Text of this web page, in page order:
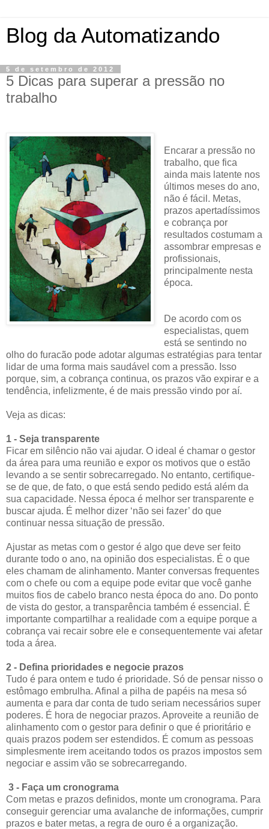
Blog da Automatizando
5 de setembro de 2012
5 Dicas para superar a pressão no
trabalho
Encarar a pressão no
trabalho, que fica
ainda mais latente nos
últimos meses do ano,
não é fácil. Metas,
prazos apertadíssimos
e cobrança por
resultados costumam a
assombrar empresas e
profissionais,
principalmente nesta
época.
De acordo com os
especialistas, quem
está se sentindo no
olho do furacão pode adotar algumas estratégias para tentar
lidar de uma forma mais saudável com a pressão. Isso
porque, sim, a cobrança continua, os prazos vão expirar e a
tendência, infelizmente, é de mais pressão vindo por aí.
Veja as dicas:
1 - Seja transparente
Ficar em silêncio não vai ajudar. O ideal é chamar o gestor
da área para uma reunião e expor os motivos que o estão
levando a se sentir sobrecarregado. No entanto, certifique-
se de que, de fato, o que está sendo pedido está além da
sua capacidade. Nessa época é melhor ser transparente e
buscar ajuda. É melhor dizer ‘não sei fazer’ do que
continuar nessa situação de pressão.
Ajustar as metas com o gestor é algo que deve ser feito
durante todo o ano, na opinião dos especialistas. É o que
eles chamam de alinhamento. Manter conversas frequentes
com o chefe ou com a equipe pode evitar que você ganhe
muitos fios de cabelo branco nesta época do ano. Do ponto
de vista do gestor, a transparência também é essencial. É
importante compartilhar a realidade com a equipe porque a
cobrança vai recair sobre ele e consequentemente vai afetar
toda a área.
2 - Defina prioridades e negocie prazos
Tudo é para ontem e tudo é prioridade. Só de pensar nisso o
estômago embrulha. Afinal a pilha de papéis na mesa só
aumenta e para dar conta de tudo seriam necessários super
poderes. É hora de negociar prazos. Aproveite a reunião de
alinhamento com o gestor para definir o que é prioritário e
quais prazos podem ser estendidos. É comum as pessoas
simplesmente irem aceitando todos os prazos impostos sem
negociar e assim vão se sobrecarregando.
3 - Faça um cronograma
Com metas e prazos definidos, monte um cronograma. Para
conseguir gerenciar uma avalanche de informações, cumprir
prazos e bater metas, a regra de ouro é a organização.